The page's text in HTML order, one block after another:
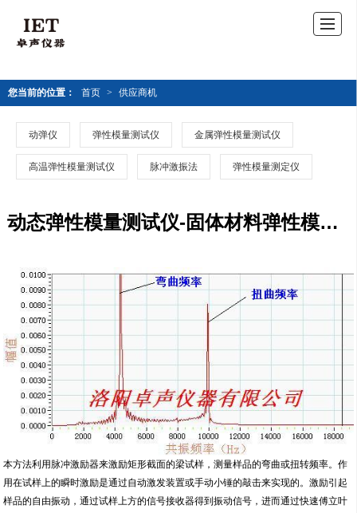
您当前的位置： 首页 > 供应商机
动弹仪 弹性模量测试仪 金属弹性模量测试仪
高温弹性模量测试仪 脉冲激振法 弹性模量测定仪
动态弹性模量测试仪-固体材料弹性模量测试仪价格
本方法利用脉冲激励器来激励矩形截面的梁试样，测量样品的弯曲或扭转频率。作
用在试样上的瞬时激励是通过自动激发装置或手动小锤的敲击来实现的。激励引起
样品的自由振动，通过试样上方的信号接收器得到振动信号，进而通过快速傅立叶